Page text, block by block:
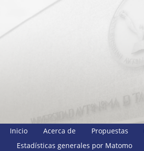
Inicio Acerca de Propuestas
Estadísticas generales por Matomo